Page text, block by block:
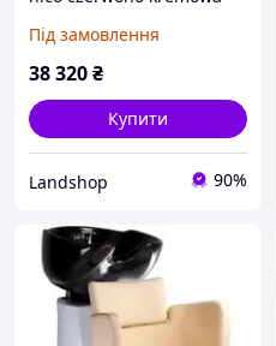
Під замовлення
38 320₴
Купити
Landshop 90%